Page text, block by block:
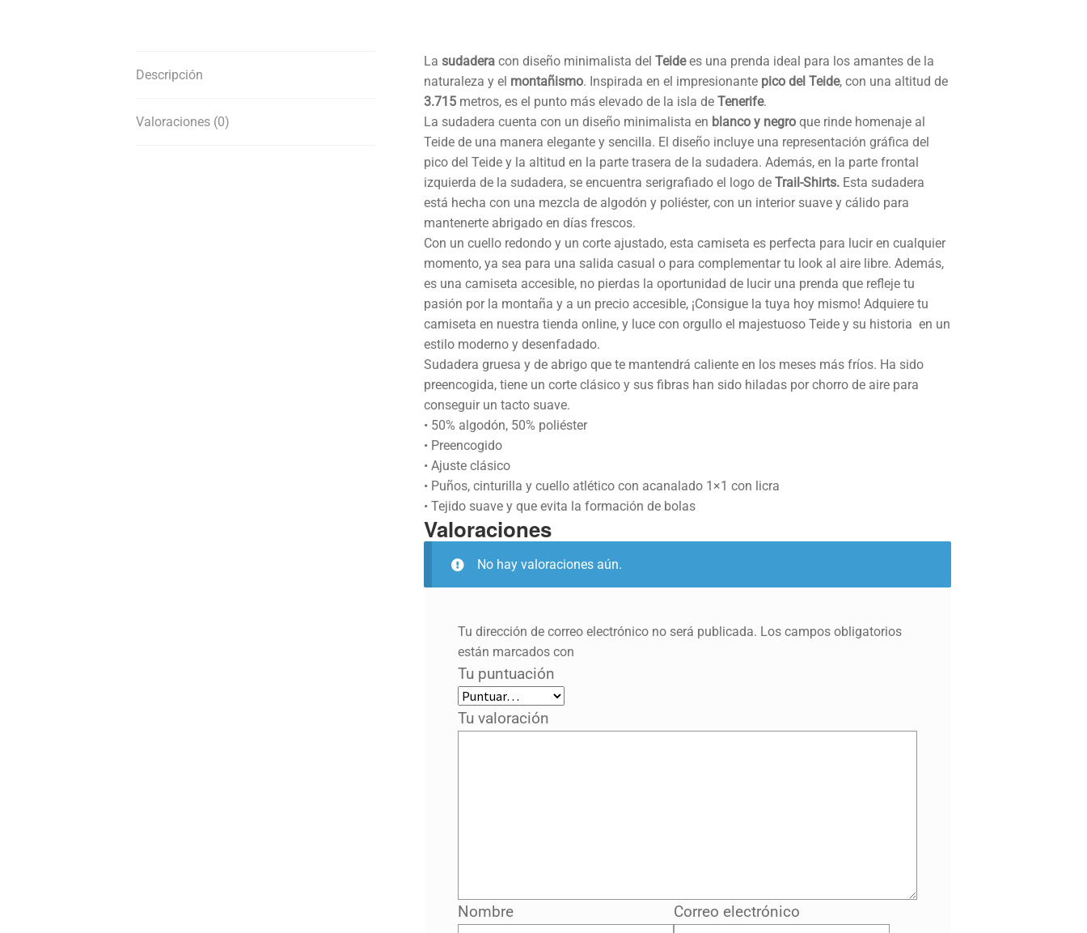
Descripción
Valoraciones (0)
La sudaderacon diseño minimalista del Teidees una prenda ideal para los amantes de la
naturaleza y el montañismo. Inspirada en el impresionante pico del Teide, con una altitud de
3.715metros, es el punto más elevado de la isla de Tenerife.
La sudadera cuenta con un diseño minimalista en blanco y negroque rinde homenaje al
Teide de una manera elegante y sencilla. El diseño incluye una representación gráfica del
pico del Teide y la altitud en la parte trasera de la sudadera. Además, en la parte frontal
izquierda de la sudadera, se encuentra serigrafiado el logo de Trail-Shirts.Esta sudadera
está hecha con una mezcla de algodón y poliéster, con un interior suave y cálido para
mantenerte abrigado en días frescos.
Con un cuello redondo y un corte ajustado, esta camiseta es perfecta para lucir en cualquier
momento, ya sea para una salida casual o para complementar tu look al aire libre. Además,
es una camiseta accesible, no pierdas la oportunidad de lucir una prenda que refleje tu
pasión por la montaña y a un precio accesible, ¡Consigue la tuya hoy mismo! Adquiere tu
camiseta en nuestra tienda online, y luce con orgullo el majestuoso Teide y su historia en un
estilo moderno y desenfadado.
Sudadera gruesa y de abrigo que te mantendrá caliente en los meses más fríos. Ha sido
preencogida, tiene un corte clásico y sus fibras han sido hiladas por chorro de aire para
conseguir un tacto suave.
• 50% algodón, 50% poliéster
• Preencogido
• Ajuste clásico
• Puños, cinturilla y cuello atlético con acanalado 1×1 con licra
• Tejido suave y que evita la formación de bolas
Valoraciones
No hay valoraciones aún.
Tu dirección de correo electrónico no será publicada. Los campos obligatorios
están marcados con
Tu puntuación
Tu valoración
Nombre Correo electrónico